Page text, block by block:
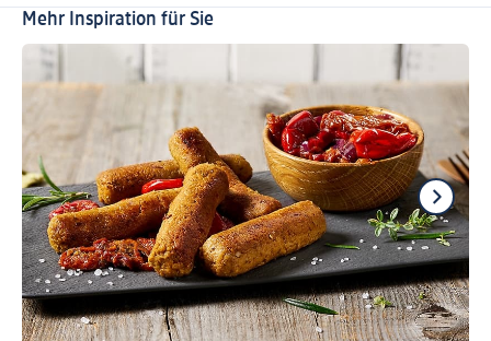
Mehr Inspiration für Sie